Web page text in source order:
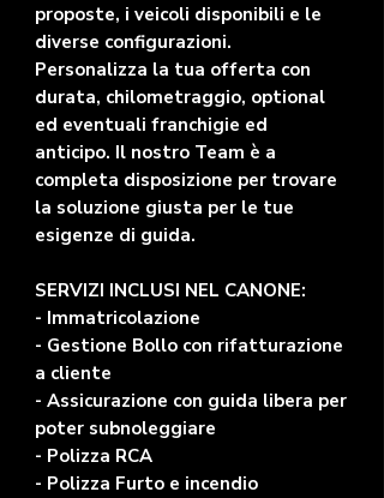
proposte, i veicoli disponibili e le
diverse configurazioni.
Personalizza la tua offerta con
durata, chilometraggio, optional
ed eventuali franchigie ed
anticipo. Il nostro Team è a
completa disposizione per trovare
la soluzione giusta per le tue
esigenze di guida.
SERVIZI INCLUSI NEL CANONE:
- Immatricolazione
- Gestione Bollo con rifatturazione
a cliente
- Assicurazione con guida libera per
poter subnoleggiare
- Polizza RCA
- Polizza Furto e incendio